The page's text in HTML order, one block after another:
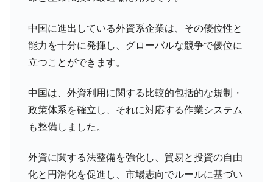
中国に進出している外資系企業は、その優位性と
能力を十分に発揮し、グローバルな競争で優位に
立つことができます。
中国は、外資利用に関する比較的包括的な規制・
政策体系を確立し、それに対応する作業システム
も整備しました。
外資に関する法整備を強化し、貿易と投資の自由
化と円滑化を促進し、市場志向でルールに基づい